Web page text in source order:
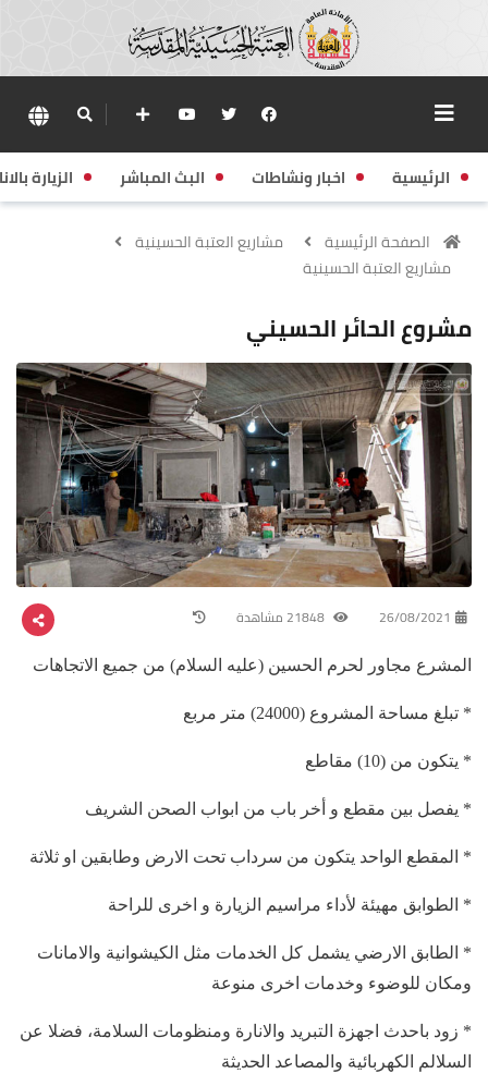
الرئيسية اخبار ونشاطات البث المباشر الزيارة
الصفحة الرئيسية
مشاريع العتبة الحسينية
مشاريع العتبة الحسينية
مشروع الحائر الحسيني
26/08/2021
المشرع مجاور لحرم الحسين (عليه السلام) من جميع الاتجاهات
* تبلغ مساحة المشروع (24000) متر مربع
* يتكون من (10) مقاطع
* يفصل بين مقطع و أخر باب من ابواب الصحن الشريف
* المقطع الواحد يتكون من سرداب تحت الارض وطابقين او ثلاثة
* الطوابق مهيئة لأداء مراسيم الزيارة و اخرى للراحة
* الطابق الارضي يشمل كل الخدمات مثل الكيشوانية والامانات
ومكان للوضوء وخدمات اخرى منوعة
* زود باحدث اجهزة التبريد والانارة ومنظومات السلامة، فضلا عن
السلالم الكهربائية والمصاعد الحديثة